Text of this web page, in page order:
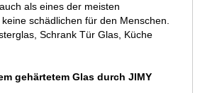
als eines der meisten
schädlichen für den Menschen.
Schrank Tür Glas, Küche
gehärtetem Glas durch JIMY